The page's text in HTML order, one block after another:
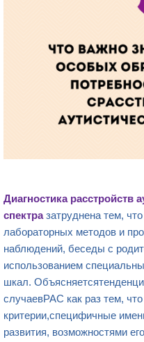
Диагностика расстройств
спектра затруднена тем,
лабораторных методов и
наблюдений, беседы с
использованием
шкал.
случаевРАС как раз тем,
критерии,специфичные
развития, возможностями